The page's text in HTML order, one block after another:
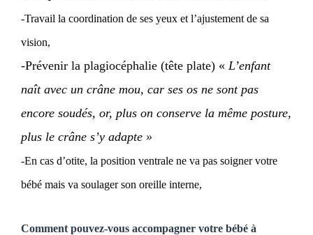
-Travail la coordination de ses yeux et l’ajustement de sa
vision,
-Prévenir la plagiocéphalie (tête plate) « L’enfant
naît avec un crâne mou, car ses os ne sont pas
encore soudés, or, plus on conserve la même posture,
plus le crâne s’y adapte »
-En cas d’otite, la position ventrale ne va pas soigner votre
bébé mais va soulager son oreille interne,
Comment pouvez-vous accompagner votre bébé à